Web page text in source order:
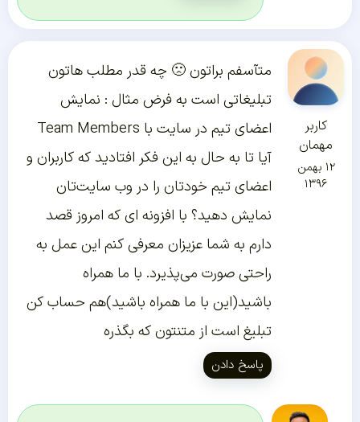
کاربر
مهمان
۱۲ بهمن
۱۳۹۶
متآسفم براتون 🙁 چه قدر مطلب هاتون
تبلیغاتی است به فرض مثال : نمایش
اعضای تیم در سایت با Team Members
آیا تا به حال به این فکر افتادید که کاربران و
اعضای تیم خودتان را در وب سایت‌تان
نمایش دهید؟ با افزونه ای که امروز قصد
دارم به شما عزیزان معرفی کنم این عمل به
راحتی صورت می‌پذیرد. با ما همراه
باشید(این با ما همراه باشید)هم حساب کن
تبلیغ است از متنتون که بگذره
پاسخ دادن